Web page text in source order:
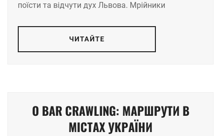
поїсти та відчути дух Львова. Мрійники
ЧИТАЙТЕ
O BAR CRAWLING: МАРШРУТИ В
МІСТАХ УКРАЇНИ